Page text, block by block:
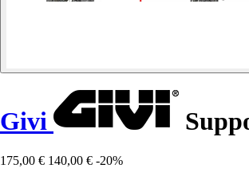
Givi
175,00 € 140,00 € -20%